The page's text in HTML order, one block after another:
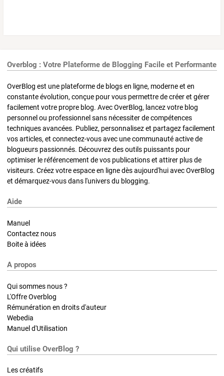
Overblog : Votre Plateforme de Blogging Facile et Performante
OverBlog est une plateforme de blogs en ligne, moderne et en
constante évolution, conçue pour vous permettre de créer et gérer
facilement votre propre blog. Avec OverBlog, lancez votre blog
personnel ou professionnel sans nécessiter de compétences
techniques avancées. Publiez, personnalisez et partagez facilement
vos articles, et connectez-vous avec une communauté active de
blogueurs passionnés. Découvrez des outils puissants pour
optimiser le référencement de vos publications et attirer plus de
visiteurs. Créez votre espace en ligne dès aujourd'hui avec OverBlog
et démarquez-vous dans l'univers du blogging.
Aide
Manuel
Contactez nous
Boite à idées
A propos
Qui sommes nous ?
L'Offre Overblog
Rémunération en droits d'auteur
Webedia
Manuel d'Utilisation
Qui utilise OverBlog ?
Les créatifs